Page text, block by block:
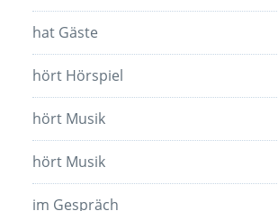
hat Gäste
hört Hörspiel
hört Musik
hört Musik
im Gespräch